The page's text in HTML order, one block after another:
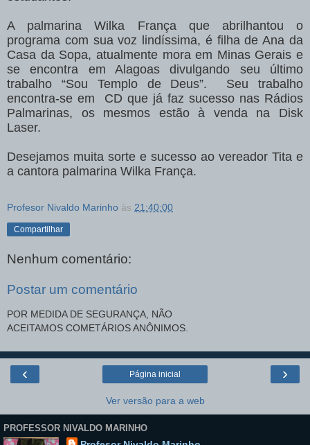
A palmarina Wilka França que abrilhantou o
programa com sua voz lindíssima, é filha de Ana da
Casa da Sopa, atualmente mora em Minas Gerais e
se encontra em Alagoas divulgando seu último
trabalho “Sou Templo de Deus”. Seu trabalho
encontra-se em CD que já faz sucesso nas Rádios
Palmarinas, os mesmos estão à venda na Disk
Laser.
Desejamos muita sorte e sucesso ao vereador Tita e
a cantora palmarina Wilka França.
Profesor Nivaldo Marinho às 21:40:00
Compartilhar
Nenhum comentário:
Postar um comentário
POR MEDIDA DE SEGURANÇA, NÃO
ACEITAMOS COMETÁRIOS ANÔNIMOS.
‹ ›
Página inicial
Ver versão para a web
PROFESSOR NIVALDO MARINHO